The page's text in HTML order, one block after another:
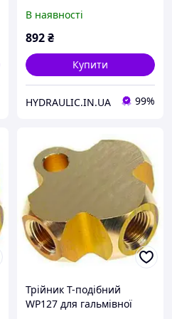
різьбленням М10х1.25 та
внутрішнім конусом
В наявності
892₴
Купити
HYDRAULIC.IN.UA 99%
Трійник Т-подібний
WP127 для гальмівної